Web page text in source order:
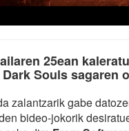
25ean
Souls sagaren
zalantzarik gabe
bideo-jokorik